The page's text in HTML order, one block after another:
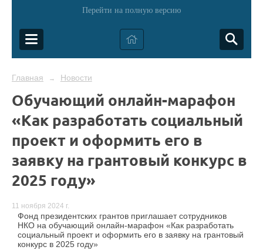
Перейти на полную версию
Главная → Новости
Обучающий онлайн-марафон
«Как разработать социальный
проект и оформить его в
заявку на грантовый конкурс в
2025 году»
11 ноября 2024 г.
Фонд президентских грантов приглашает сотрудников
НКО на обучающий онлайн-марафон «Как разработать
социальный проект и оформить его в заявку на грантовый
конкурс в 2025 году»